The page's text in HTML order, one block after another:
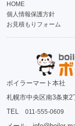
HOME
個人情報保護方針
お見積もりフォーム
ボイラーマート本社
札幌市中央区南3条東2
TEL011-555-0609